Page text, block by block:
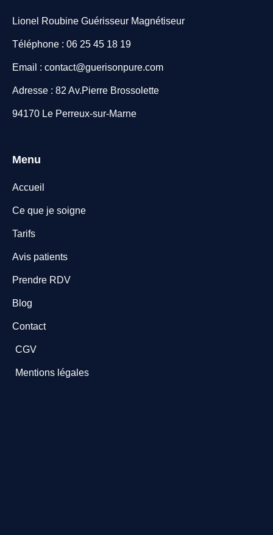
Lionel Roubine Guérisseur Magnétiseur
Téléphone : 06 25 45 18 19
Email : contact@guerisonpure.com
Adresse : 82 Av.Pierre Brossolette
94170 Le Perreux-sur-Marne
Menu
Accueil
Ce que je soigne
Tarifs
Avis patients
Prendre RDV
Blog
Contact
CGV
Mentions légales